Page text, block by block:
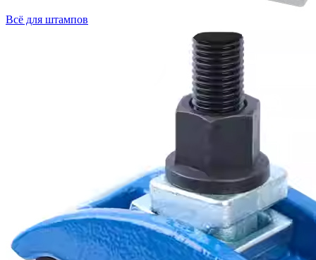
Всё для штампов